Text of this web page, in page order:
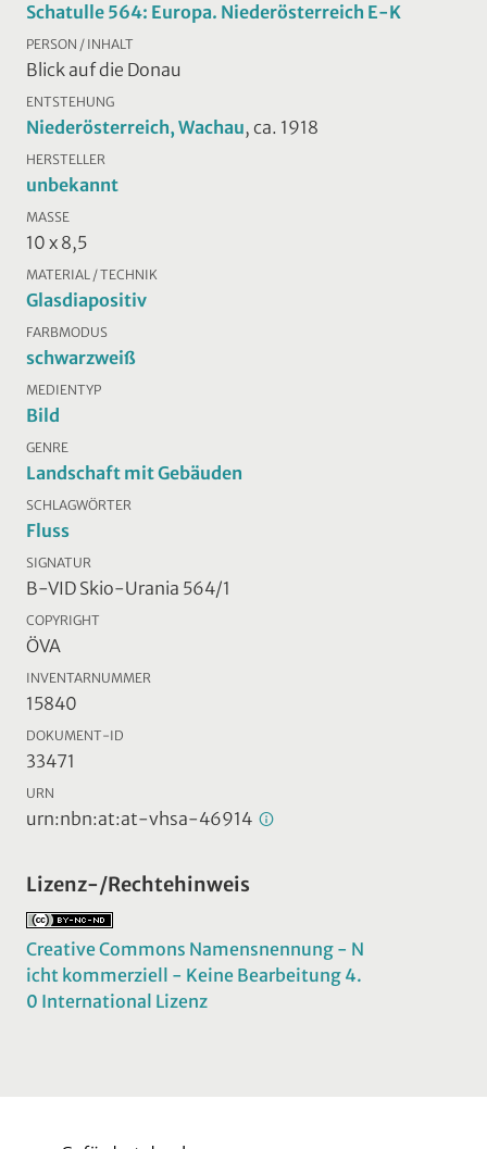
Schatulle 564: Europa. Niederösterreich E-K
PERSON / INHALT
Blick auf die Donau
ENTSTEHUNG
Niederösterreich, Wachau, ca. 1918
HERSTELLER
unbekannt
MASSE
10 x 8,5
MATERIAL / TECHNIK
Glasdiapositiv
FARBMODUS
schwarzweiß
MEDIENTYP
Bild
GENRE
Landschaft mit Gebäuden
SCHLAGWÖRTER
Fluss
SIGNATUR
B-VID Skio-Urania 564/1
COPYRIGHT
ÖVA
INVENTARNUMMER
15840
DOKUMENT-ID
33471
URN
urn:nbn:at:at-vhsa-46914
Lizenz-/Rechtehinweis
Creative Commons Namensnennung - N
icht kommerziell - Keine Bearbeitung 4.
0 International Lizenz